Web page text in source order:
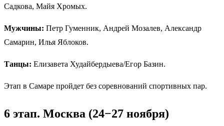
Садкова, Майя Хромых.
Мужчины: Петр Гуменник, Андрей Мозалев, Александр
Самарин, Илья Яблоков.
Танцы: Елизавета Худайбердыева/Егор Базин.
Этап в Самаре пройдет без соревнований спортивных пар.
6 этап. Москва (24−27 ноября)